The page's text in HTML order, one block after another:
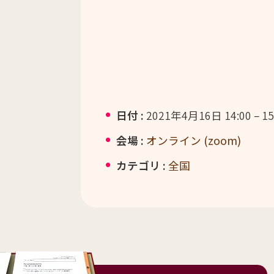
日付 : 2021年4月16日 14:00 –
会場 : オンライン (zoom)
カテゴリ : 全国